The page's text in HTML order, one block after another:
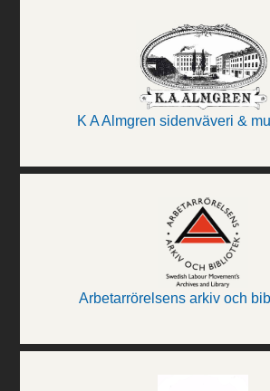
K A Almgren sidenväveri &
Arbetarrörelsens arkiv och